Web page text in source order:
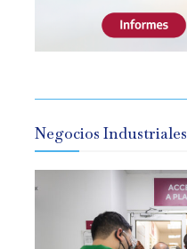
Negocios Industriales